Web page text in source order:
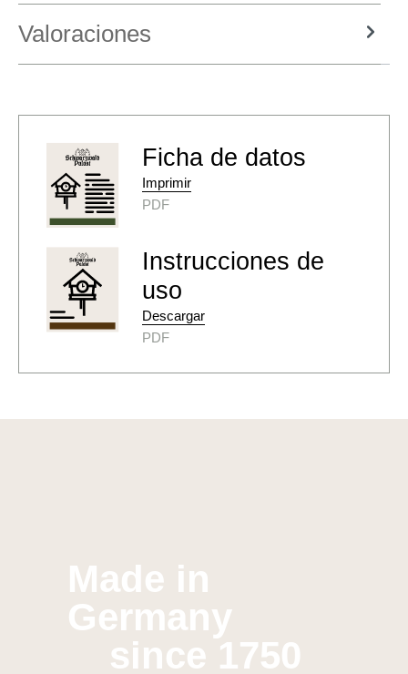
Valoraciones
Ficha de datos
Imprimir
PDF
Instrucciones de
uso
Descargar
PDF
Made in
Germany
since 1750